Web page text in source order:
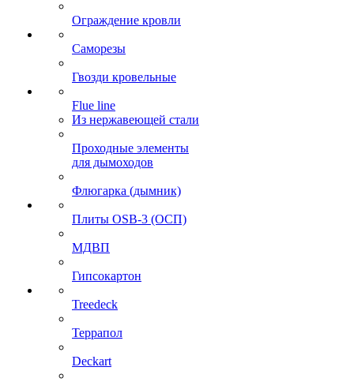
Ограждение кровли
Саморезы
Гвозди кровельные
Flue line
Из нержавеющей стали
Проходные элементы
для дымоходов
Флюгарка (дымник)
Плиты OSB-3 (ОСП)
МДВП
Гипсокартон
Treedeck
Террапол
Deckart